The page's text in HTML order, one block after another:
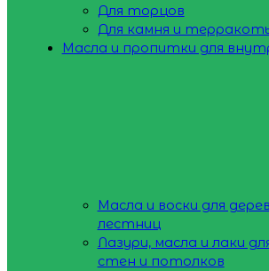
Для торцов
Для камня и
Масла и пропитки для
Масла и воски для
лестниц
Лазури, масла и лаки
стен и потолков